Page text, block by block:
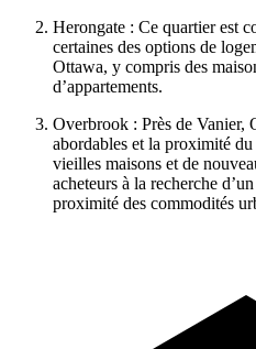
Herongate : Ce quartier est
certaines des options de
Ottawa, y compris des
d’appartements.
Overbrook : Près de Vanier,
abordables et la proximité
vieilles maisons et de
acheteurs à la recherche
proximité des commodités